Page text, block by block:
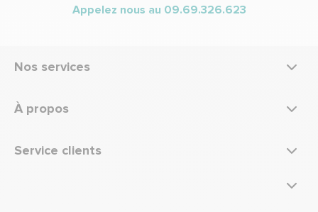
Appelez nous au 09.69.326.623
Nos services
À propos
Service clients